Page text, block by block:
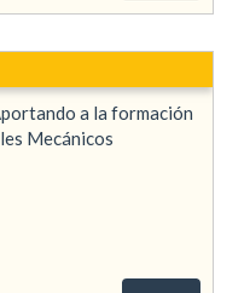
a la formación
Mecánicos